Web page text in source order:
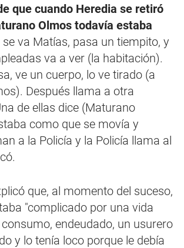
que cuando Heredia se retiró
Olmos todavía estaba
se va Matías, pasa un tiempito, y
va a ver (la habitación).
ve un cuerpo, lo ve tirado (a
Después llama a otra
de ellas dice (Maturano
como que se movía y
a la Policía y la Policía llama al
que, al momento del suceso,
"complicado por una vida
endeudado, un usurero
y lo tenía loco porque le debía